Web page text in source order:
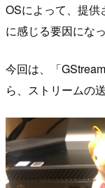
OSによって、提
に感じる要因にな
今回は、「
ら、ストリームの